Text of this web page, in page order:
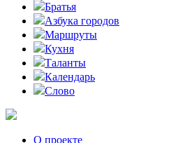
Братья
Азбука городов
Маршруты
Кухня
Таланты
Календарь
Слово
О проекте